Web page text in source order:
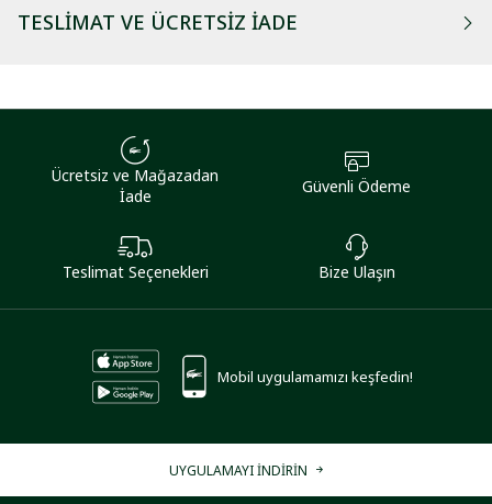
TESLIMAT VE ÜCRETSIZ İADE
Ücretsiz ve Mağazadan
İade
Güvenli Ödeme
Teslimat Seçenekleri Bize Ulaşın
Mobil uygulamamızı keşfedin!
UYGULAMAYI İNDİRİN